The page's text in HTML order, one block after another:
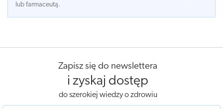
lub farmaceutą.
Zapisz się do newslettera
i zyskaj dostęp
do szerokiej wiedzy o zdrowiu